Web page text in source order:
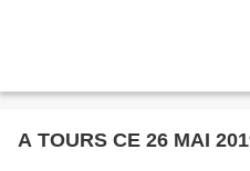
A TOURS CE 26 MAI